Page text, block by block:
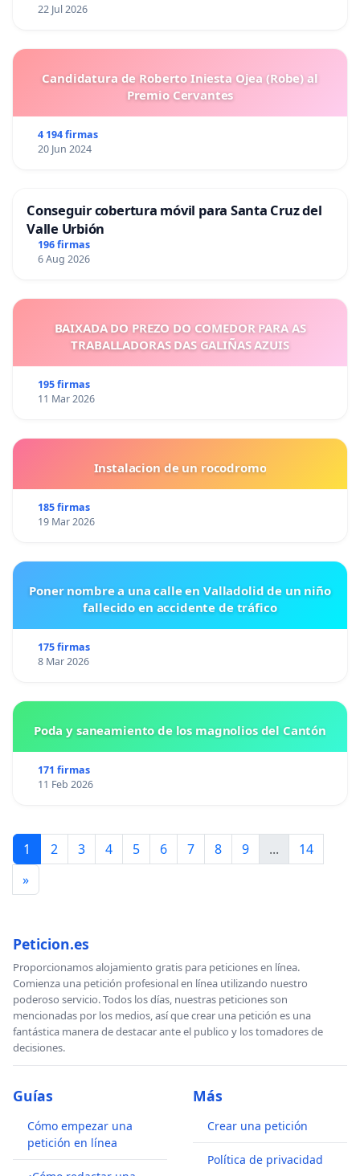
22 Jul 2026
Candidatura de Roberto Iniesta Ojea (Robe) al
Premio Cervantes
4 194 firmas
20 Jun 2024
Conseguir cobertura móvil para Santa Cruz del
Valle Urbión
196 firmas
6 Aug 2026
BAIXADA DO PREZO DO COMEDOR PARA AS
TRABALLADORAS DAS GALIÑAS AZUIS
195 firmas
11 Mar 2026
Instalacion de un rocodromo
185 firmas
19 Mar 2026
Poner nombre a una calle en Valladolid de un niño
fallecido en accidente de tráfico
175 firmas
8 Mar 2026
Poda y saneamiento de los magnolios del Cantón
171 firmas
11 Feb 2026
1 2 3 4 5 6 7 8 9 ...
14
»
Peticion.es
Proporcionamos alojamiento gratis para peticiones en línea.
Comienza una petición profesional en línea utilizando nuestro
poderoso servicio. Todos los días, nuestras peticiones son
mencionadas por los medios, así que crear una petición es una
fantástica manera de destacar ante el publico y los tomadores de
decisiones.
Guías
Cómo empezar una
petición en línea
Más
Crear una petición
Política de privacidad